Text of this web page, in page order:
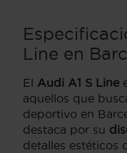
Line en
El Audi A1 S Line
aquellos que
deportivo en
destaca por su
detalles estéticos